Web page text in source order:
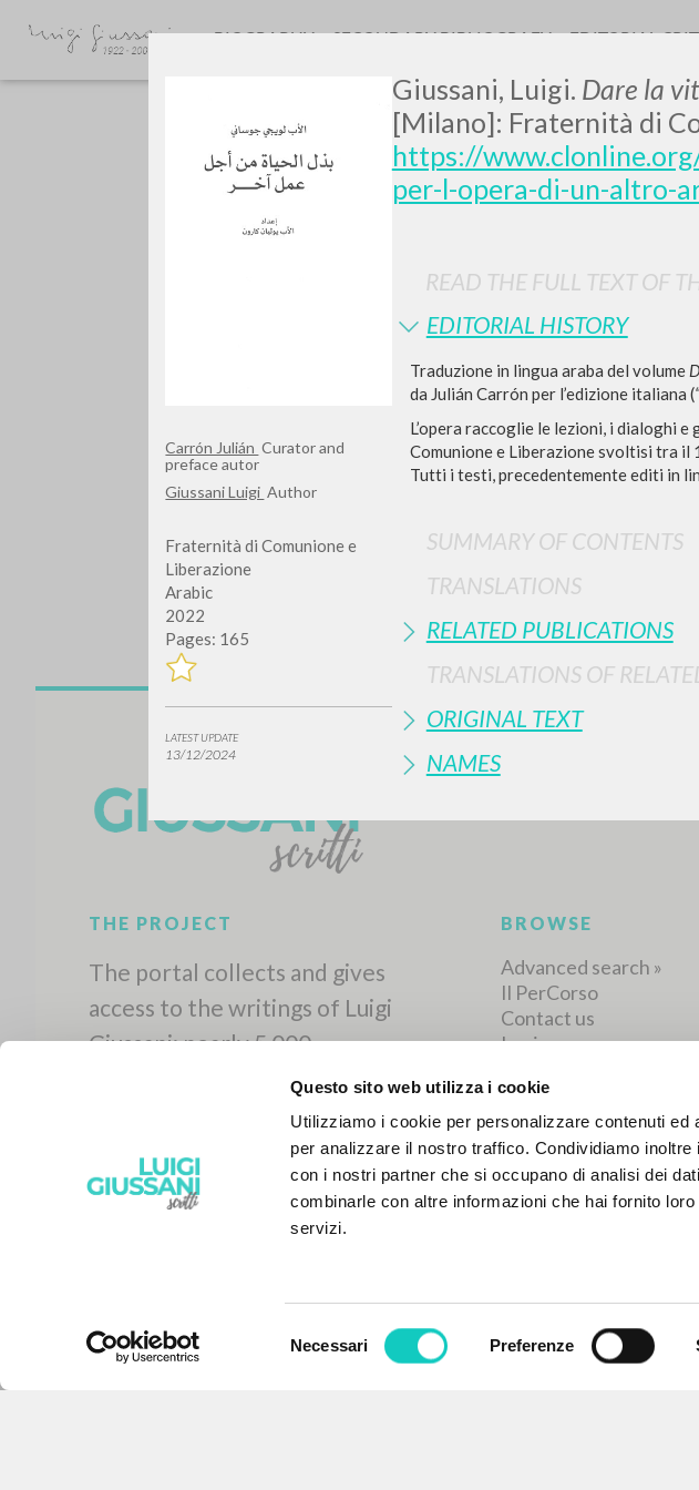
Questo sito web utilizza i cookie
Utilizziamo i cookie per personalizzare contenuti
per analizzare il nostro traffico. Condividiamo
con i nostri partner che si occupano di analisi dei
combinarle con altre informazioni che hai fornito
servizi.
Necessari Preferenze
Carrón Julián Curator and
preface autor
Giussani Luigi Author
Fraternità di Comunione e
Liberazione
Arabic
2022
Pages: 165
LATEST UPDATE
13/12/2024
Giussani, Luigi. Dare la
[Milano]: Fraternità di
https://
per-l-opera-di-un-altro-
READ THE FULL TEXT OF
EDITORIAL HISTORY
Traduzione in lingua araba del volume
da Julián Carrón per l’edizione italiana (
L’opera raccoglie le lezioni, i dialoghi
Comunione e Liberazione svoltisi tra il
Tutti i testi, precedentemente editi in
SUMMARY OF CONTENTS
TRANSLATIONS
RELATED PUBLICATIONS
TRANSLATIONS OF
ORIGINAL TEXT
NAMES
BIOGRAPHY SECONDARY BIBLIOGRAFY EDITORIAL
Do you want even more precise
TYPE OF WORK
THE PROJECT